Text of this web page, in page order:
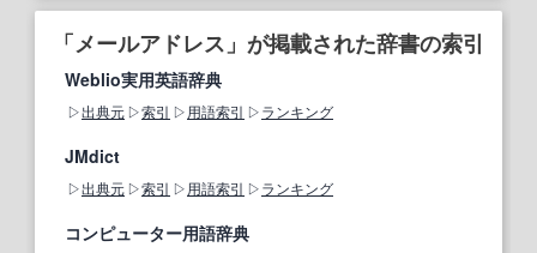
「メールアドレス」が掲載された辞書の索引
Weblio実用英語辞典
出典元 索引 用語索引 ランキング
JMdict
出典元 索引 用語索引 ランキング
コンピューター用語辞典